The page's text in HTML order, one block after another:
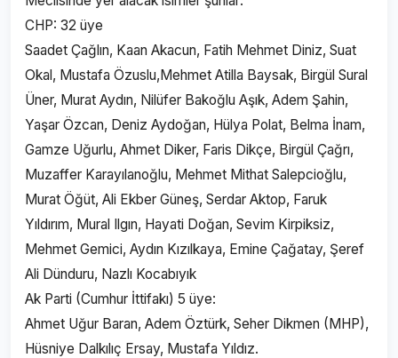
CHP: 32 üye
Saadet Çağlın, Kaan Akacun, Fatih Mehmet Diniz, Suat
Okal, Mustafa Özuslu,Mehmet Atilla Baysak, Birgül Sural
Üner, Murat Aydın, Nilüfer Bakoğlu Aşık, Adem Şahin,
Yaşar Özcan, Deniz Aydoğan, Hülya Polat, Belma İnam,
Gamze Uğurlu, Ahmet Diker, Faris Dikçe, Birgül Çağrı,
Muzaffer Karayılanoğlu, Mehmet Mithat Salepcioğlu,
Murat Öğüt, Ali Ekber Güneş, Serdar Aktop, Faruk
Yıldırım, Mural Ilgın, Hayati Doğan, Sevim Kirpiksiz,
Mehmet Gemici, Aydın Kızılkaya, Emine Çağatay, Şeref
Ali Dünduru, Nazlı Kocabıyık
Ak Parti (Cumhur İttifakı) 5 üye:
Ahmet Uğur Baran, Adem Öztürk, Seher Dikmen (MHP),
Hüsniye Dalkılıç Ersay, Mustafa Yıldız.